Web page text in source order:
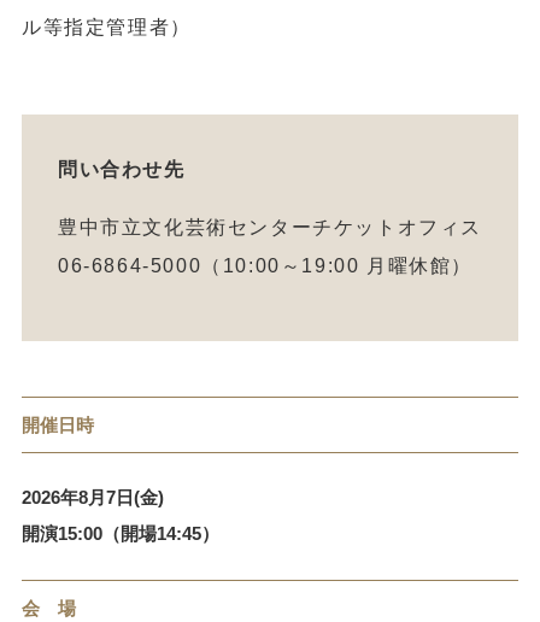
ル等指定管理者）
問い合わせ先
豊中市立文化芸術センターチケットオフィス
06-6864-5000（10:00～19:00 月曜休館）
開催日時
2026年8月7日(金)
開演15:00（開場14:45）
会 場